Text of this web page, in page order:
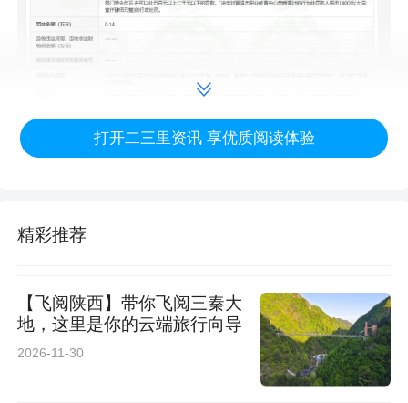
服务中心出具的《思茅区农作物秸秆露天焚烧准
烧证》（准烧证号：2026002），但申请批准事
项及批准主体均不符合法律规定，该准烧证已被
打开二三里资讯 享优质阅读体验
精彩推荐
【飞阅陕西】带你飞阅三秦大
地，这里是你的云端旅行向导
2026-11-30